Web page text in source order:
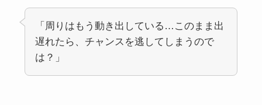
「周りはもう動き出している…このまま出
遅れたら、チャンスを逃してしまうので
は？」